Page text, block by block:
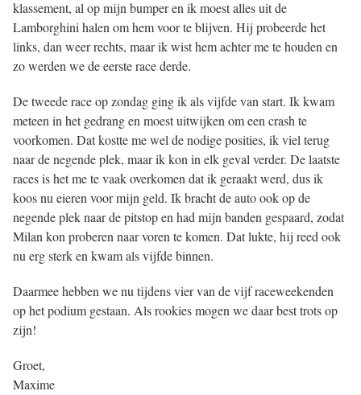
klassement, al op mijn bumper en ik moest alles uit de
Lamborghini halen om hem voor te blijven. Hij probeerde het
links, dan weer rechts, maar ik wist hem achter me te houden en
zo werden we de eerste race derde.
De tweede race op zondag ging ik als vijfde van start. Ik kwam
meteen in het gedrang en moest uitwijken om een crash te
voorkomen. Dat kostte me wel de nodige posities, ik viel terug
naar de negende plek, maar ik kon in elk geval verder. De laatste
races is het me te vaak overkomen dat ik geraakt werd, dus ik
koos nu eieren voor mijn geld. Ik bracht de auto ook op de
negende plek naar de pitstop en had mijn banden gespaard, zodat
Milan kon proberen naar voren te komen. Dat lukte, hij reed ook
nu erg sterk en kwam als vijfde binnen.
Daarmee hebben we nu tijdens vier van de vijf raceweekenden
op het podium gestaan. Als rookies mogen we daar best trots op
zijn!
Groet,
Maxime
gebruikt
te
de